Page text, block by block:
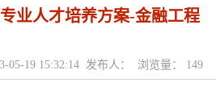
业人才培养方案-金融工程
05-19 15:32:14 发布人： 浏览量： 149